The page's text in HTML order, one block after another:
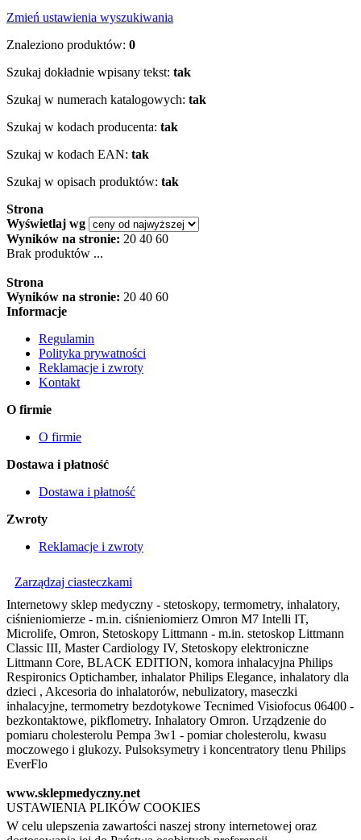
Zmień ustawienia wyszukiwania
Znaleziono produktów: 0
Szukaj dokładnie wpisany tekst: tak
Szukaj w numerach katalogowych: tak
Szukaj w kodach producenta: tak
Szukaj w kodach EAN: tak
Szukaj w opisach produktów: tak
Strona
Wyświetlaj wg
Wyników na stronie: 20 40 60
Brak produktów ...
Strona
Wyników na stronie: 20 40 60
Informacje
Regulamin
Polityka prywatności
Reklamacje i zwroty
Kontakt
O firmie
O firmie
Dostawa i płatność
Dostawa i płatność
Zwroty
Reklamacje i zwroty
Zarządzaj ciasteczkami
Internetowy sklep medyczny - stetoskopy, termometry, inhalatory,
ciśnieniomierze - m.in. ciśnieniomierz Omron M7 Intelli IT,
Microlife, Omron, Stetoskopy Littmann - m.in. stetoskop Littmann
Classic III, Master Cardiology IV, Stetoskopy elektroniczne
Littmann Core, BLACK EDITION, komora inhalacyjna Philips
Respironics Optichamber, inhalator Philips Elegance, inhalatory dla
dzieci , Akcesoria do inhalatorów, nebulizatory, maseczki
inhalacyjne, termometry bezdotykowe Tecnimed Visiofocus 06400 -
bezkontaktowe, pikflometry. Inhalatory Omron. Urządzenie do
pomiaru cholesterolu Pempa 3w1 - pomiar cholesterolu, kwasu
moczowego i glukozy. Pulsoksymetry i koncentratory tlenu Philips
EverFlo
www.sklepmedyczny.net
USTAWIENIA PLIKÓW COOKIES
W celu ulepszenia zawartości naszej strony internetowej oraz